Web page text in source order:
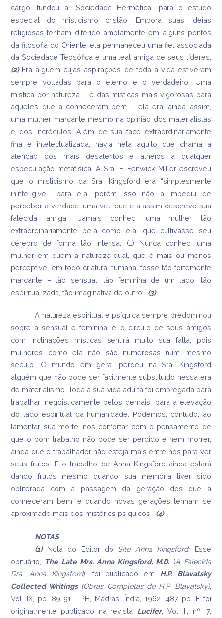
cargo, fundou a “Sociedade Hermética” para o estudo
especial do misticismo cristão. Embora suas ideias
religiosas tenham diferido amplamente em alguns pontos
da filosofia do Oriente, ela permaneceu uma fiel associada
da Sociedade Teosófica e uma leal amiga de seus líderes.
(2)Era alguém cujas aspirações de toda a vida estiveram
sempre voltadas para o eterno e o verdadeiro. Uma
mística por natureza – e das místicas mais vigorosas para
aqueles que a conheceram bem – ela era, ainda assim,
uma mulher marcante mesmo na opinião dos materialistas
e dos incrédulos. Além de sua face extraordinariamente
fina e intelectualizada, havia nela aquilo que chama a
atenção dos mais desatentos e alheios a qualquer
especulação metafísica. A Sra. F. Fenwick Miller escreveu
que o misticismo da Sra. Kingsford era “simplesmente
ininteligível” para ela, porém isso não a impediu de
perceber a verdade, uma vez que ela assim descreve sua
falecida amiga: “Jamais conheci uma mulher tão
extraordinariamente bela como ela, que cultivasse seu
cérebro de forma tão intensa. (…) Nunca conheci uma
mulher em quem a natureza dual, que é mais ou menos
perceptível em todo criatura humana, fosse tão fortemente
marcante – tão sensual, tão feminina de um lado, tão
espiritualizada, tão imaginativa de outro”. (3)
A natureza espiritual e psíquica sempre predominou
sobre a sensual e feminina; e o círculo de seus amigos
com inclinações místicas sentirá muito sua falta, pois
mulheres como ela não são numerosas num mesmo
século. O mundo em geral perdeu na Sra. Kingsford
alguém que não pode ser facilmente substituído nessa era
de materialismo. Toda a sua vida adulta foi empregada para
trabalhar inegoisticamente pelos demais, para a elevação
do lado espiritual da humanidade. Podemos, contudo, ao
lamentar sua morte, nos confortar com o pensamento de
que o bom trabalho não pode ser perdido e nem morrer,
ainda que o trabalhador não esteja mais entre nós para ver
seus frutos. E o trabalho de Anna Kingsford ainda estará
dando frutos mesmo quando sua memória tiver sido
obliterada com a passagem da geração dos que a
conheceram bem, e quando novas gerações tenham se
aproximado mais dos mistérios psíquicos.” (4)
NOTAS
(1)Nota do Editor do Site Anna Kingsford:Esse
obituário, TheLate Mrs. Anna Kingsford, M.D. (A Falecida
Dra. Anna Kingsford), foi publicado em H.P.Blavatsky
Collected Writings(Obras Completas de H.P. Blavatsky),
Vol. IX, pp. 89-91. TPH, Madras, Índia, 1962. 487 pp. E foi
originalmente publicado na revista Lucifer, Vol. II, nº. 7,